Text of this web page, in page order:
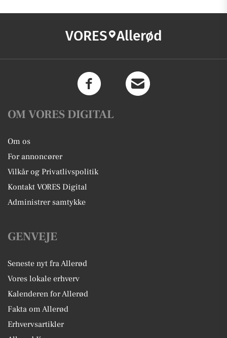
VORES Allerød
OM VORES DIGITAL
Om os
For annoncører
Vilkår og Privatlivspolitik
Kontakt VORES Digital
Administrer samtykke
GENVEJE
Seneste nyt fra Allerød
Vores lokale erhverv
Kalenderen for Allerød
Fakta om Allerød
Erhvervsartikler